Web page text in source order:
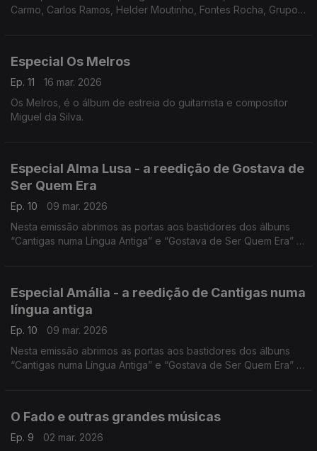
Carmo, Carlos Ramos, Helder Moutinho, Fontes Rocha, Grupo
Especial Os Melros
Ep. 11
16 mar. 2026
Os Melros, é o álbum de estreia do guitarrista e compositor
Miguel da Silva.
Especial Alma Lusa - a reedição de Gostava de
Ser Quem Era
Ep. 10
09 mar. 2026
Nesta emissão abrimos as portas aos bastidores dos álbuns
“Cantigas numa Língua Antiga” e “Gostava de Ser Quem Era” –
Especial Amália - a reedição de Cantigas numa
língua antiga
Ep. 10
09 mar. 2026
Nesta emissão abrimos as portas aos bastidores dos álbuns
“Cantigas numa Língua Antiga” e “Gostava de Ser Quem Era” –
O Fado e outras grandes músicas
Ep. 9
02 mar. 2026